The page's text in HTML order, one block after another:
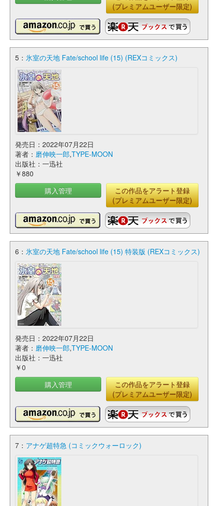
(プレミアムユーザー限定)
5： 氷室の天地 Fate/school life (15) (REXコミックス)
発売日：2022年07月22日
著者： 磨伸映一郎,TYPE-MOON
出版社：一迅社
￥880
購入管理
この作品をアラート登録
(プレミアムユーザー限定)
6： 氷室の天地 Fate/school life (15) 特装版 (REXコミックス)
発売日：2022年07月22日
著者： 磨伸映一郎,TYPE-MOON
出版社：一迅社
￥0
購入管理
この作品をアラート登録
(プレミアムユーザー限定)
7： アナゲ超特急 (コミックウォーロック)